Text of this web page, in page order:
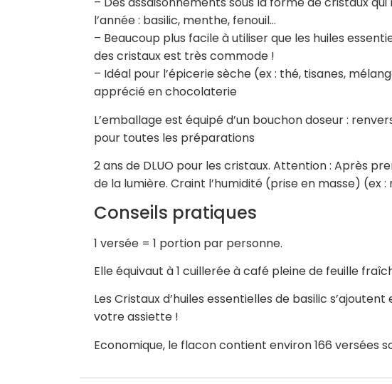
l’année : basilic, menthe, fenouil…
– Beaucoup plus facile à utiliser que les huiles
des cristaux est très commode !
– Idéal pour l’épicerie sèche (ex : thé, tisanes,
apprécié en chocolaterie
L’emballage est équipé d’un bouchon doseur :
pour toutes les préparations
2 ans de DLUO pour les cristaux. Attention : Après
de la lumière. Craint l’humidité (prise en masse) (ex
Conseils pratiques
1 versée = 1 portion par personne.
Elle équivaut à 1 cuillerée à café pleine de feuille
Les Cristaux d’huiles essentielles de basilic
votre assiette !
Economique, le flacon contient environ 166 versées